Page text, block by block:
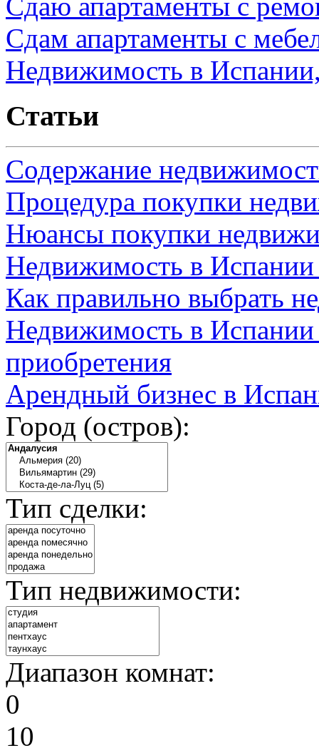
Сдам апартаменты с
Недвижимость в
Статьи
Содержание
Процедура покупки
Нюансы покупки
Недвижимость в
Как правильно выбрать
Недвижимость в Испании
приобретения
Арендный бизнес в
Город (остров):
Тип сделки:
Тип недвижимости:
Диапазон комнат:
0
10